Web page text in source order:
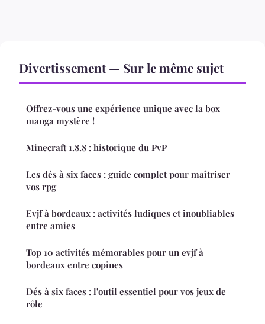
Divertissement — Sur le même sujet
Offrez-vous une expérience unique avec la box
manga mystère !
Minecraft 1.8.8 : historique du PvP
Les dés à six faces : guide complet pour maîtriser
vos rpg
Evjf à bordeaux : activités ludiques et inoubliables
entre amies
Top 10 activités mémorables pour un evjf à
bordeaux entre copines
Dés à six faces : l'outil essentiel pour vos jeux de
rôle